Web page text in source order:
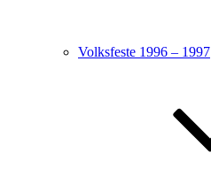
Volksfeste 1996 – 1997